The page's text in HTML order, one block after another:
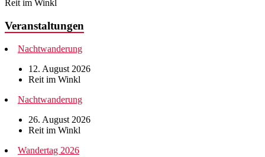
Reit im Winkl
Veranstaltungen
Nachtwanderung
12. August 2026
Reit im Winkl
Nachtwanderung
26. August 2026
Reit im Winkl
Wandertag 2026